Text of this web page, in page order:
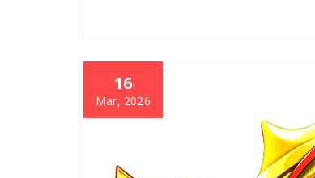
16
Mar, 2026